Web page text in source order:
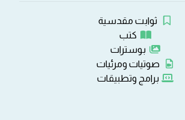
ثوابت مقدسية
كتب
بوسترات
صوتيات ومرئيات
برامج وتطبيقات